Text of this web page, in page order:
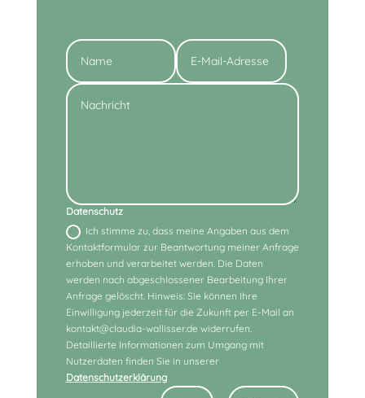
Datenschutz
Ich stimme zu, dass meine Angaben aus dem
Kontaktformular zur Beantwortung meiner Anfrage
erhoben und verarbeitet werden. Die Daten
werden nach abgeschlossener Bearbeitung Ihrer
Anfrage gelöscht. Hinweis: Sie können Ihre
Einwilligung jederzeit für die Zukunft per E-Mail an
kontakt@claudia-wallisser.de widerrufen.
Detaillierte Informationen zum Umgang mit
Nutzerdaten finden Sie in unserer
Datenschutzerklärung
Alternative: